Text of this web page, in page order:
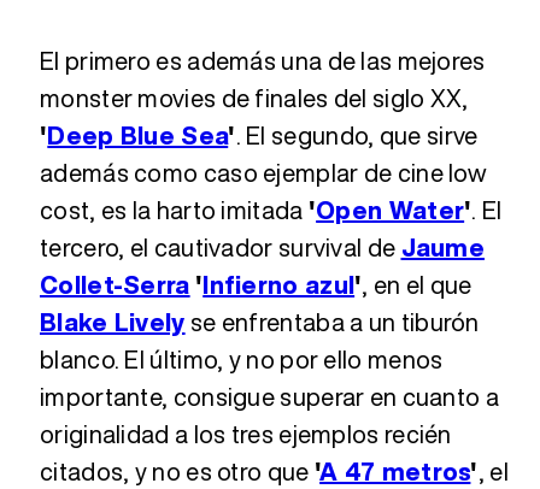
El primero es además una de las mejores
monster movies de finales del siglo XX,
'Deep Blue Sea'. El segundo, que sirve
además como caso ejemplar de cine low
cost, es la harto imitada 'Open Water'. El
tercero, el cautivador survival de Jaume
Collet-Serra 'Infierno azul', en el que
Blake Lively se enfrentaba a un tiburón
blanco. El último, y no por ello menos
importante, consigue superar en cuanto a
originalidad a los tres ejemplos recién
citados, y no es otro que 'A 47 metros', el